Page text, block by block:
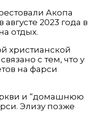
Акопа
2023 года в
отдых.
христианской
с тем, что у
на фарси
и “домашнюю
Элизу позже